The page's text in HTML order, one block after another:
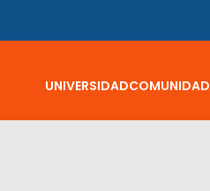
UNIVERSIDADCOMUNIDAD